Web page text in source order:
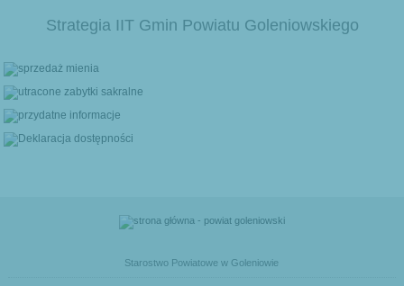
Strategia IIT Gmin Powiatu Goleniowskiego
Starostwo Powiatowe w Goleniowie